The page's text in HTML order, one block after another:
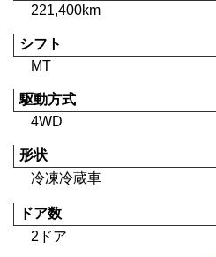
221,400km
シフト
MT
駆動方式
4WD
形状
冷凍冷蔵車
ドア数
2ドア